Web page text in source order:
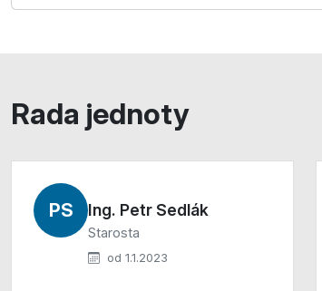
Rada jednoty
PS Ing. Petr Sedlák
Starosta
od 1.1.2023